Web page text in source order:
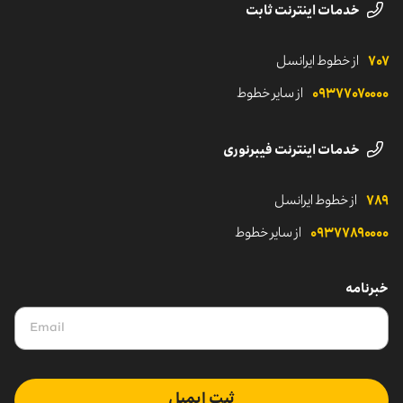
خدمات اینترنت ثابت
۷۰۷ از خطوط ایرانسل
۰۹۳۷۷۰۷۰۰۰۰ از سایر خطوط
خدمات اینترنت فیبرنوری
۷۸۹ از خطوط ایرانسل
۰۹۳۷۷۸۹۰۰۰۰ از سایر خطوط
خبرنامه